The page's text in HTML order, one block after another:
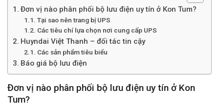
Đơn vị nào phân phối bộ lưu điện uy tín ở Kon Tum?
Tại sao nên trang bị UPS
Các tiêu chí lựa chọn nơi cung cấp UPS
Huyndai Việt Thanh – đối tác tin cậy
Các sản phẩm tiêu biểu
Báo giá bộ lưu điện
Đơn vị nào phân phối bộ lưu điện uy tín ở Kon
Tum?